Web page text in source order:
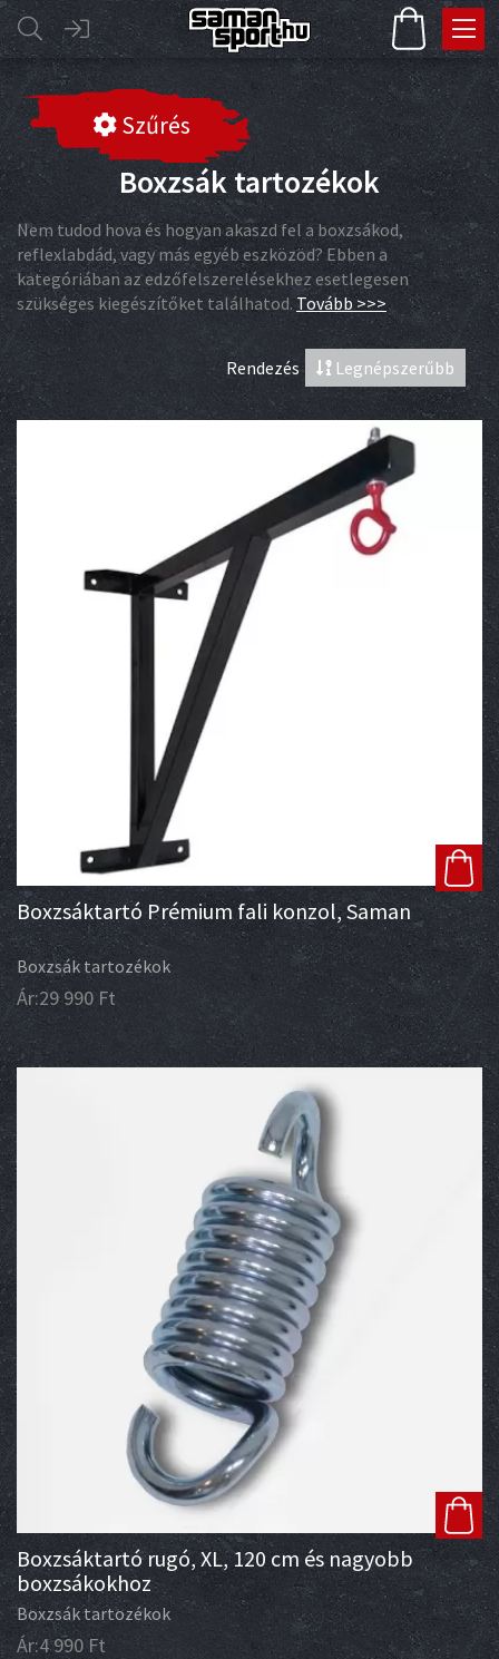
Szűrés
Boxzsák tartozékok
Nem tudod hova és hogyan akaszd fel a boxzsákod,
reflexlabdád, vagy más egyéb eszközöd? Ebben a
kategóriában az edzőfelszerelésekhez esetlegesen
szükséges kiegészítőket találhatod. Tovább >>>
Rendezés Legnépszerűbb
Boxzsáktartó Prémium fali konzol, Saman
Boxzsák tartozékok
Ár:29 990Ft
Boxzsáktartó rugó, XL, 120 cm és nagyobb
boxzsákokhoz
Boxzsák tartozékok
Ár:4 990Ft